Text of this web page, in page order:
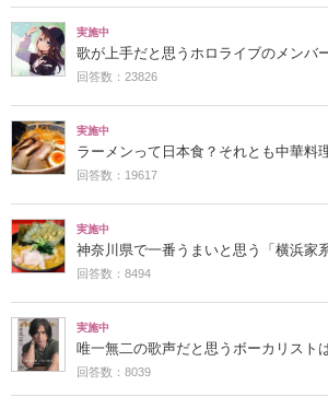
実施中
歌が上手だと思うホロライブのメンバ
回答数：23826
実施中
ラーメンって日本食？それとも中華料
回答数：19617
実施中
神奈川県で一番うまいと思う「横浜家
回答数：8494
実施中
唯一無二の歌声だと思うボーカリスト
回答数：8039